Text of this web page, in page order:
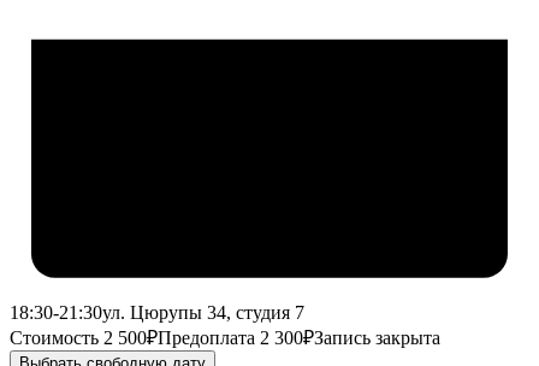
18:30-21:30ул. Цюрупы 34, студия 7
Стоимость 2 500₽Предоплата 2 300₽Запись закрыта